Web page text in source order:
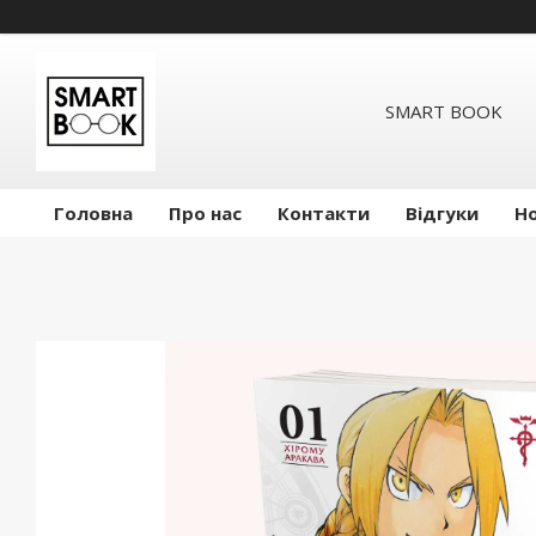
SMART BOOK
Головна Про нас Контакти Відгуки